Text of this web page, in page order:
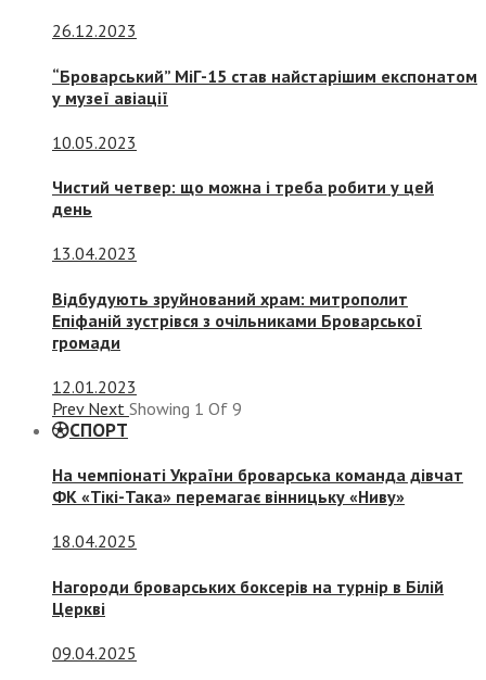
26.12.2023
“Броварський” МіГ-15 став найстарішим експонатом
у музеї авіації
10.05.2023
Чистий четвер: що можна і треба робити у цей
день
13.04.2023
Відбудують зруйнований храм: митрополит
Епіфаній зустрівся з очільниками Броварської
громади
12.01.2023
Prev Next Showing 1 Of 9
СПОРТ
На чемпіонаті України броварська команда дівчат
ФК «Тікі-Така» перемагає вінницьку «Ниву»
18.04.2025
Нагороди броварських боксерів на турнір в Білій
Церкві
09.04.2025